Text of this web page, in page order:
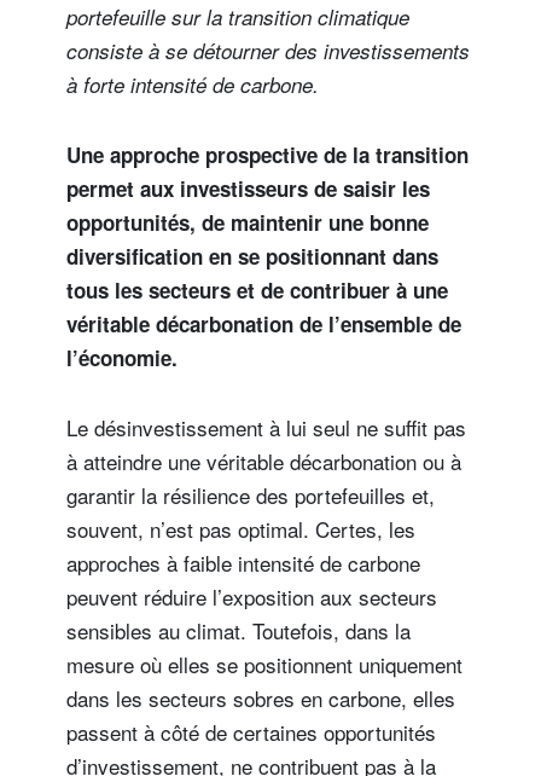
portefeuille sur la transition climatique
consiste à se détourner des investissements
à forte intensité de carbone.
Une approche prospective de la transition
permet aux investisseurs de saisir les
opportunités, de maintenir une bonne
diversification en se positionnant dans
tous les secteurs et de contribuer à une
véritable décarbonation de l’ensemble de
l’économie.
Le désinvestissement à lui seul ne suffit pas
à atteindre une véritable décarbonation ou à
garantir la résilience des portefeuilles et,
souvent, n’est pas optimal. Certes, les
approches à faible intensité de carbone
peuvent réduire l’exposition aux secteurs
sensibles au climat. Toutefois, dans la
mesure où elles se positionnent uniquement
dans les secteurs sobres en carbone, elles
passent à côté de certaines opportunités
d’investissement, ne contribuent pas à la